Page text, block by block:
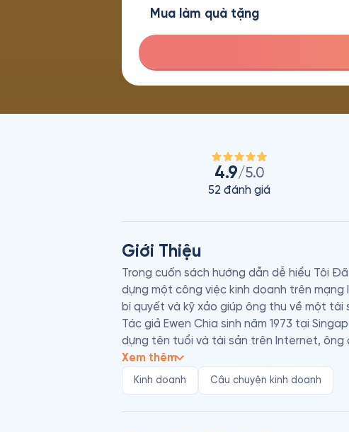
Mua làm quà tặng
4.9/5.0
52 đánh giá
Giới Thiệu
Trong cuốn sách hướng dẫn dễ hiểu Tôi
dựng một công việc kinh doanh trên
bí quyết và kỹ xảo giúp ông thu về một tài
Tác giả Ewen Chia sinh năm 1973 tại
dựng tên tuổi và tài sản trên Internet, ông
thường chia sẻ ý kiến chuyên môn về
Xem thêm
Kinh doanh Câu chuyện kinh doanh